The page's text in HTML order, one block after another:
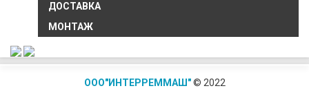
ДОСТАВКА
МОНТАЖ
ООО"ИНТЕРРЕММАШ" © 2022